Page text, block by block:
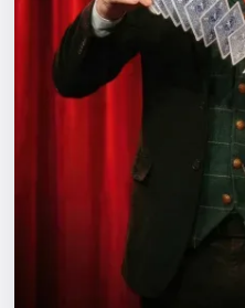
Города